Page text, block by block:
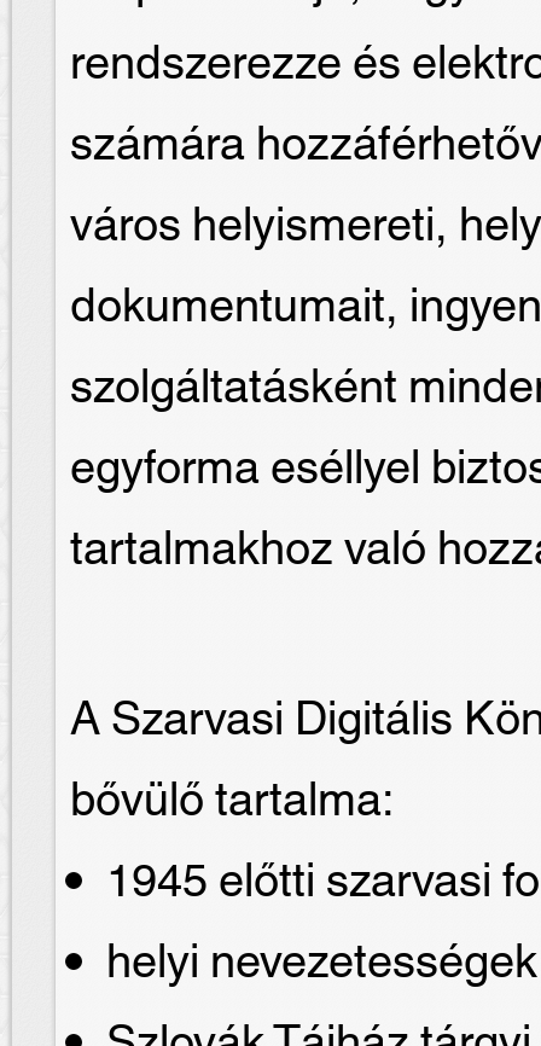
rendszerezze és
számára
város helyismereti,
dokumentumait,
szolgáltatásként
egyforma eséllyel
tartalmakhoz való
A Szarvasi Digitális
bővülő tartalma:
1945 előtti szarvasi
helyi